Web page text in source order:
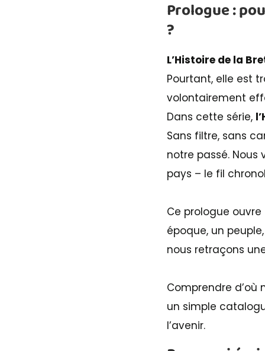
Prologue :
?
L’Histoire de la
Pourtant, elle est
volontairement
Dans cette série,
Sans filtre, sans
notre passé. Nous
pays – le fil
Ce prologue
époque, un
nous retraçons
Comprendre d’où
un simple
l’avenir.